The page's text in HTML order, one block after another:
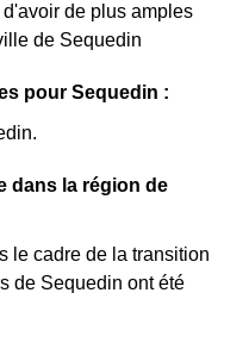
d'avoir de plus amples
de Sequedin
pour Sequedin :
dans la région de
le cadre de la transition
de Sequedin ont été